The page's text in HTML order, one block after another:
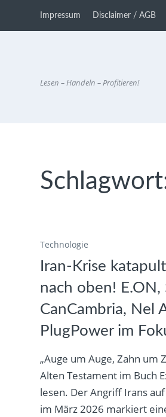
Impressum Disclaimer / AGB
Lesen – Handeln – Profitieren!
Technologie
Iran-Krise
nach oben! E.ON,
CanCambria, Nel
PlugPower im
„Auge um Auge, Zahn um
Alten Testament im Buch
lesen. Der Angriff Irans
im März 2026 markiert